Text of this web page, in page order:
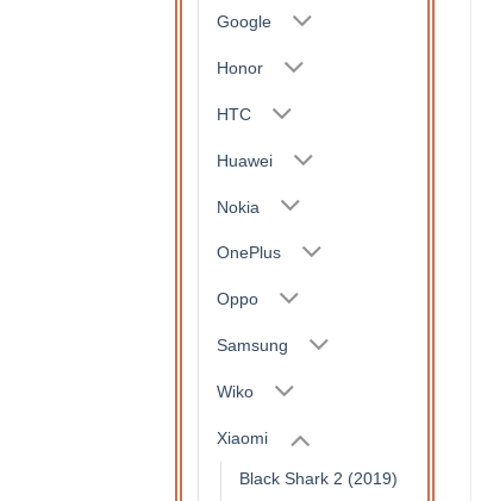
Google
Honor
HTC
Huawei
Nokia
OnePlus
Oppo
Samsung
Wiko
Xiaomi
Black Shark 2 (2019)